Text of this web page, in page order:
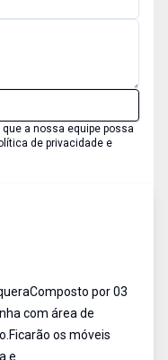
a nossa equipe possa
de privacidade e
por 03
com área de
os móveis
e